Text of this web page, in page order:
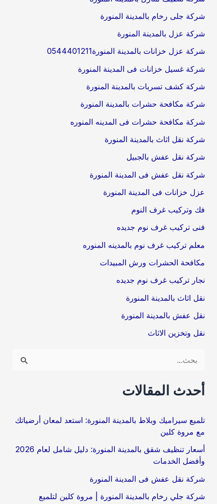
شركة جلى رخام بالمدينة المنورة
شركة عزل بالمدينة المنورة
شركة عزل خزانات بالمدينة المنورة0544401211
شركة غسيل خزانات فى المدينة المنورة
شركة كشف تسربات بالمدينة المنورة
شركة مكافحة حشرات بالمدينة المنورة
شركة مكافحة حشرات فى المدينه المنوره
شركة نقل اثاث بالمدينة المنورة
شركة نقل عفش بالجبيل
شركة نقل عفش فى المدينة المنورة
عزل خزانات فى المدينة المنورة
فك وتركيب غرف النوم
فنى تركيب غرف نوم جديده
معلم تركيب غرف نوم بالمدينه المنوره
مكافحة الحشرات ورش المبيدات
نجار تركيب غرف نوم جديده
نقل اثاث بالمدينة المنورة
نقل عفش بالمدينة المنورة
نقل وتخزين الاثاث
ب
ث
ع
ن
:
أحدث المقالات
تلميع سيراميك وبلاط بالمدينة المنورة: استعد لمعان أرضياتك
مع مروة كلين
أسعار تنظيف شقق بالمدينة المنورة: دليل شامل لعام 2026
وأفضل الخدمات
شركة نقل عفش فى المدينة المنورة
شركة جلي رخام بالمدينة المنورة | مروة كلين لتلميع